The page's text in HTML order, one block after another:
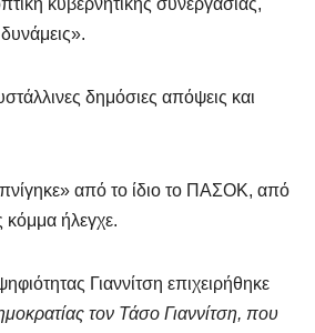
κυβερνητικής συνεργασίας,
δημόσιες απόψεις και
από το ίδιο το ΠΑΣΟΚ, από
κόμμα ήλεγχε.
Γιαννίτση επιχειρήθηκε
τον Τάσο Γιαννίτση, που